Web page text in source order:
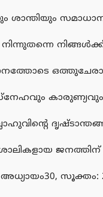
കാരുണ്യവും
സൂക്തം: